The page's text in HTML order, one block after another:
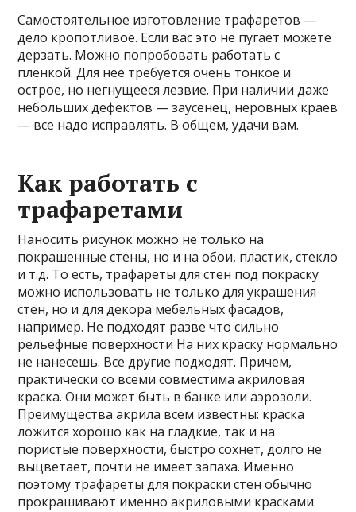
Самостоятельное изготовление трафаретов —
дело кропотливое. Если вас это не пугает можете
дерзать. Можно попробовать работать с
пленкой. Для нее требуется очень тонкое и
острое, но негнущееся лезвие. При наличии даже
небольших дефектов — заусенец, неровных краев
— все надо исправлять. В общем, удачи вам.
Как работать с
трафаретами
Наносить рисунок можно не только на
покрашенные стены, но и на обои, пластик, стекло
и т.д. То есть, трафареты для стен под покраску
можно использовать не только для украшения
стен, но и для декора мебельных фасадов,
например. Не подходят разве что сильно
рельефные поверхности На них краску нормально
не нанесешь. Все другие подходят. Причем,
практически со всеми совместима акриловая
краска. Они может быть в банке или аэрозоли.
Преимущества акрила всем известны: краска
ложится хорошо как на гладкие, так и на
пористые поверхности, быстро сохнет, долго не
выцветает, почти не имеет запаха. Именно
поэтому трафареты для покраски стен обычно
прокрашивают именно акриловыми красками.